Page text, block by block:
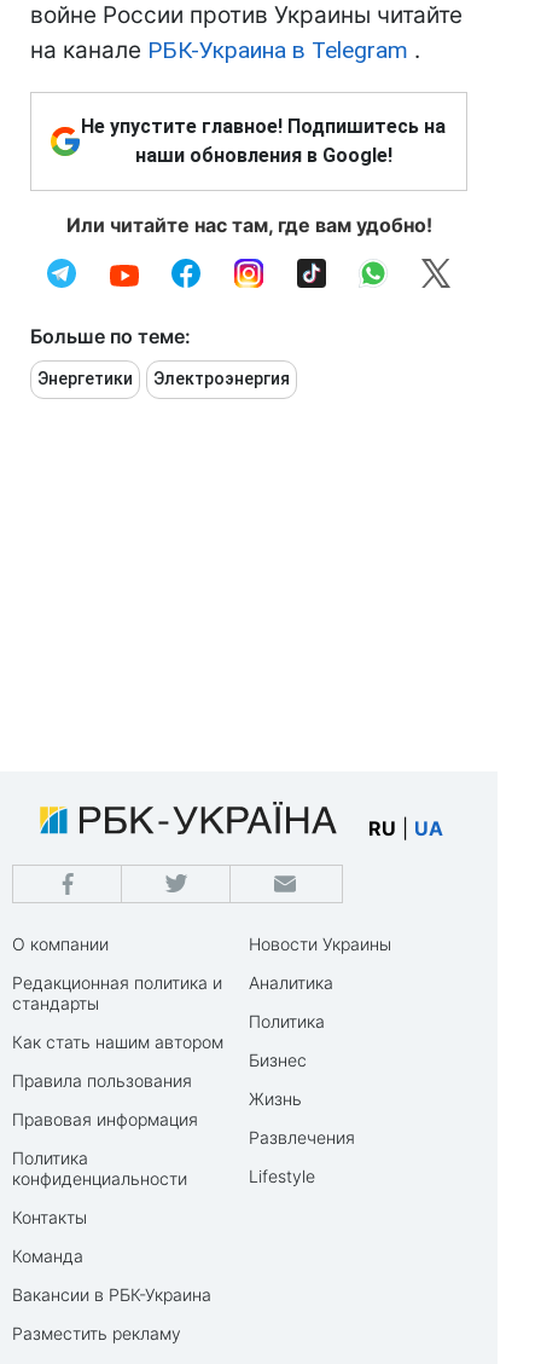
войне России против Украины читайте
на канале РБК-Украина в Telegram .
Не упустите главное! Подпишитесь на
наши обновления в Google!
Или читайте нас там, где вам удобно!
Больше по теме:
Энергетики Электроэнергия
RU UA
О компании
Редакционная политика и
стандарты
Как стать нашим автором
Правила пользования
Правовая информация
Политика
конфиденциальности
Контакты
Команда
Вакансии в РБК-Украина
Разместить рекламу
Новости Украины
Аналитика
Политика
Бизнес
Жизнь
Развлечения
Lifestyle